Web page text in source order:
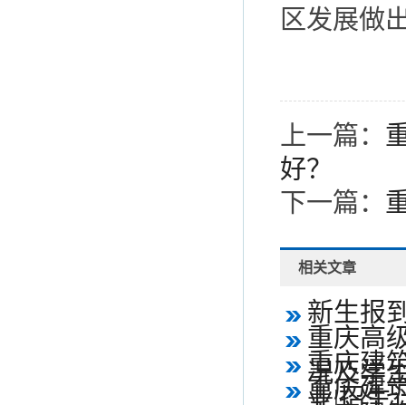
区发展做
上一篇：
好？
下一篇：
相关文章
新生报
重庆高
况及学
重庆建
业|招生
重庆建